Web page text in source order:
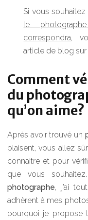
Si vous
le
correspondra,
article de blog
Comment
du
qu’on aime?
Après avoir trouvé un
plaisent, vous allez
connaitre et pour
que vous
photographe, j’ai
adhèrent à mes
pourquoi je propose